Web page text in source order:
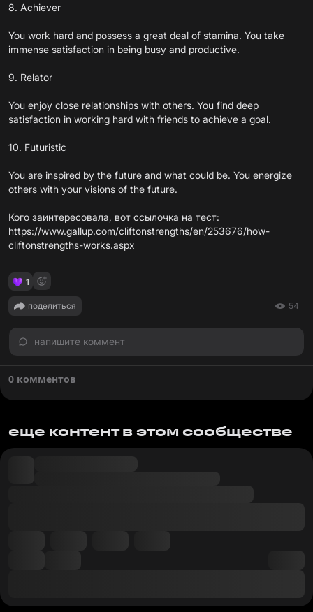
8. Achiever
You work hard and possess a great deal of stamina. You take
immense satisfaction in being busy and productive.
9. Relator
You enjoy close relationships with others. You find deep
satisfaction in working hard with friends to achieve a goal.
10. Futuristic
You are inspired by the future and what could be. You energize
others with your visions of the future.
Кого заинтересовала, вот ссылочка на тест:
https://www.gallup.com/cliftonstrengths/en/253676/how-
cliftonstrengths-works.aspx
1
поделиться 54
напишите коммент
0 комментов
еще контент в этом сообществе